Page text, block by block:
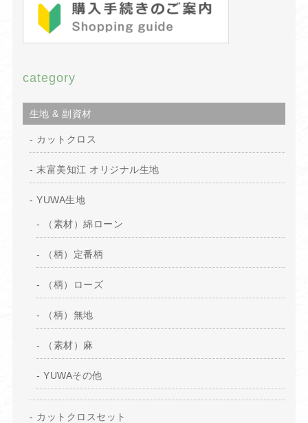
category
生地 & 副資材
カットクロス
末富美知江 オリジナル生地
YUWA生地
（素材）綿ローン
（柄）定番柄
（柄）ローズ
（柄）無地
（素材）麻
YUWAその他
カットクロスセット